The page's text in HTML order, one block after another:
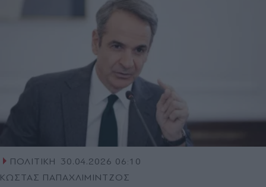
ΠΟΛΙΤΙΚΗ
30.04.2026 06:10
ΚΩΣΤΑΣ ΠΑΠΑΧΛΙΜΙΝΤΖΟΣ